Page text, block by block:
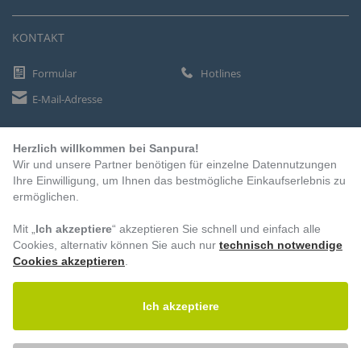
KONTAKT
Formular
Hotlines
E-Mail-Adresse
ZAHLUNGSARTEN
Vorkasse
BESUCHEN SIE UNS
Herzlich willkommen bei Sanpura!
Wir und unsere Partner benötigen für einzelne Datennutzungen
Ihre Einwilligung, um Ihnen das bestmögliche Einkaufserlebnis zu
ermöglichen.
Mit „ Ich akzeptiere“ akzeptieren Sie schnell und einfach alle
Cookies, alternativ können Sie auch nur technisch notwendige
Cookies akzeptieren
Ich akzeptiere